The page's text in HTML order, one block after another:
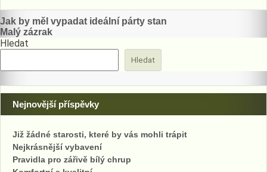
Navigace
pro
Jak by měl vypadat ideální párty stan
Malý zázrak
Hledat
Hledat
Nejnovější příspěvky
Již žádné starosti, které by vás mohli trápit
Nejkrásnější vybavení
Pravidla pro zářivě bílý chrup